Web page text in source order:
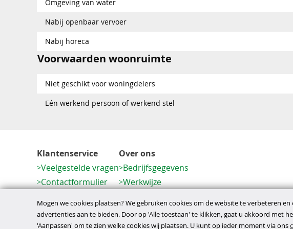
Omgeving van water
Nabij openbaar vervoer
Nabij horeca
Voorwaarden woonruimte
Niet geschikt voor woningdelers
Eén werkend persoon of werkend stel
Klantenservice
Veelgestelde vragen
Contactformulier
Over ons
Bedrijfsgegevens
Werkwijze
Mogen we cookies plaatsen? We gebruiken cookies om de website te verbeteren
advertenties aan te bieden. Door op 'Alle toestaan' te klikken, gaat u akkoord met
'Aanpassen' om te zien welke cookies wij plaatsen. U kunt op ieder moment via ons